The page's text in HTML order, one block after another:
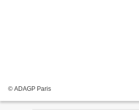
© ADAGP Paris